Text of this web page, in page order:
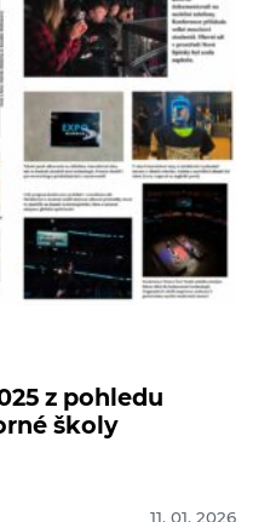
z pohledu
školy
11. 01. 2026